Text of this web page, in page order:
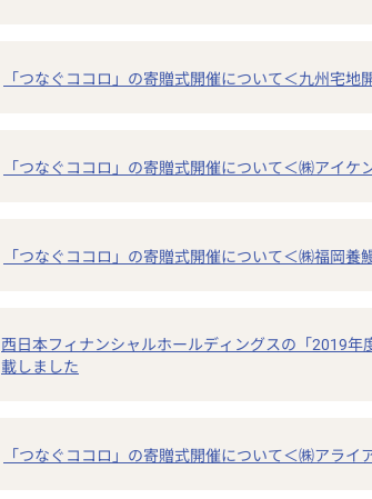
「つなぐココロ」の寄贈式開催について＜九州宅地
「つなぐココロ」の寄贈式開催について＜㈱アイケ
「つなぐココロ」の寄贈式開催について＜㈱福岡養
西日本フィナンシャルホールディングスの「2019年
載しました
「つなぐココロ」の寄贈式開催について＜㈱アライ